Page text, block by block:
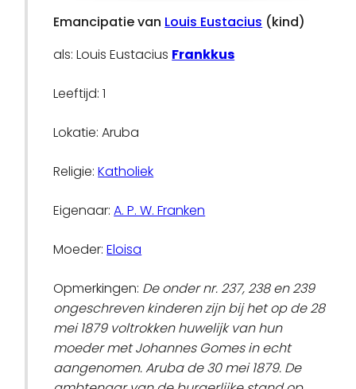
Emancipatie van Louis Eustacius (kind)
als: Louis Eustacius Frankkus
Leeftijd: 1
Lokatie: Aruba
Religie:Katholiek
Eigenaar:A. P. W. Franken
Moeder:Eloisa
Opmerkingen: De onder nr. 237, 238 en 239
ongeschreven kinderen zijn bij het op de 28
mei 1879 voltrokken huwelijk van hun
moeder met Johannes Gomes in echt
aangenomen. Aruba de 30 mei 1879. De